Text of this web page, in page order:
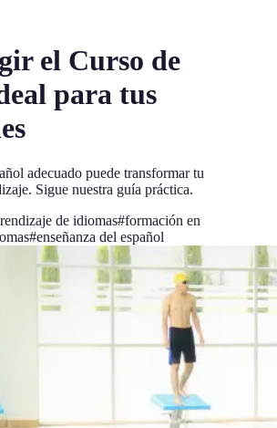
el Curso de
para tus
adecuado puede transformar tu
Sigue nuestra guía práctica.
de idiomas#formación en
#enseñanza del español